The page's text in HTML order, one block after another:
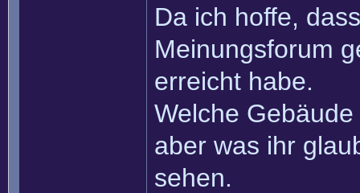
Da ich hoffe,
Meinungsforum
erreicht habe.
Welche
aber was ihr
sehen.